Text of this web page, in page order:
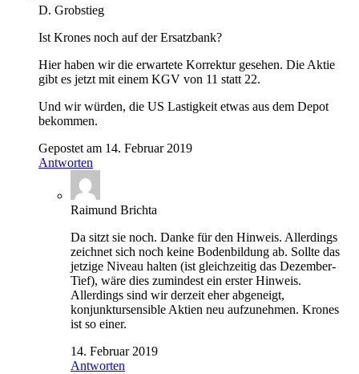
D. Grobstieg
Ist Krones noch auf der Ersatzbank?
Hier haben wir die erwartete Korrektur gesehen. Die Aktie
gibt es jetzt mit einem KGV von 11 statt 22.
Und wir würden, die US Lastigkeit etwas aus dem Depot
bekommen.
Gepostet am 14. Februar 2019
Antworten
Raimund Brichta
Da sitzt sie noch. Danke für den Hinweis. Allerdings
zeichnet sich noch keine Bodenbildung ab. Sollte das
jetzige Niveau halten (ist gleichzeitig das Dezember-
Tief), wäre dies zumindest ein erster Hinweis.
Allerdings sind wir derzeit eher abgeneigt,
konjunktursensible Aktien neu aufzunehmen. Krones
ist so einer.
14. Februar 2019
Antworten